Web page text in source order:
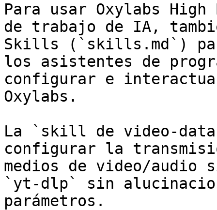
Para usar Oxylabs
de trabajo de IA,
Skills (`skills.md`)
los asistentes de
configurar e
Oxylabs.
La `skill de video-
configurar la
medios de video/audio
`yt-dlp` sin
parámetros.